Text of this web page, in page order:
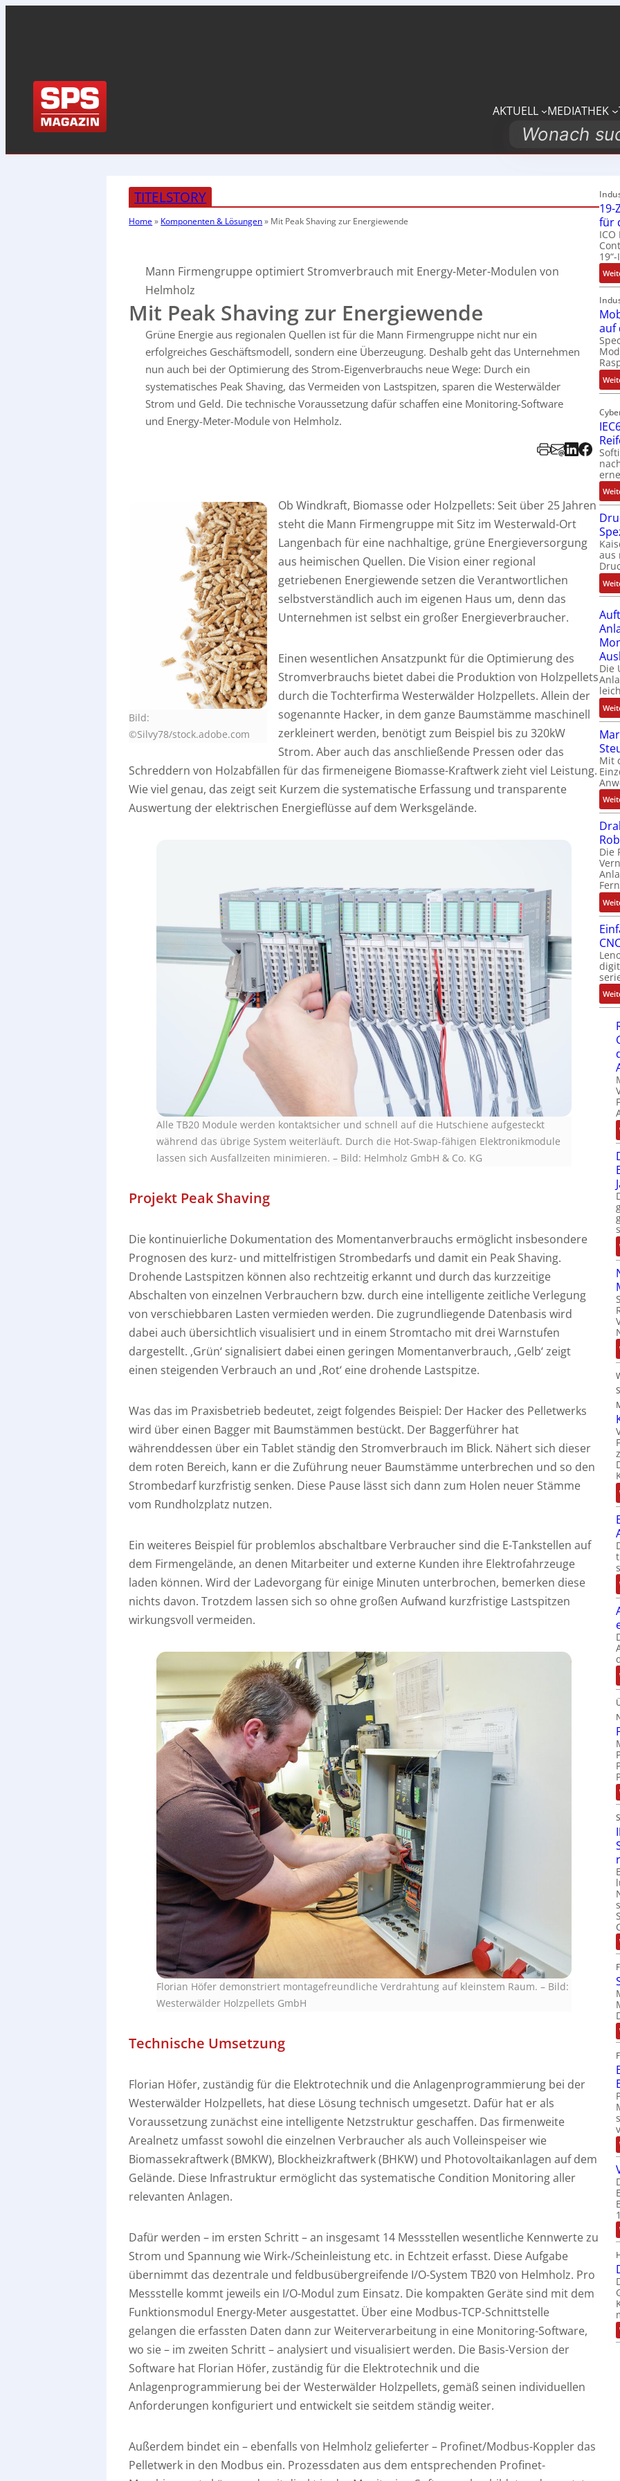
AKTUELL MEDIATHEK
Search
TITELSTORY
Home» Komponenten & Lösungen» Mit Peak Shavingzur Energiewende
Mann Firmengruppe optimiert Stromverbrauch mit Energy-Meter-Modulen von
Helmholz
Mit Peak Shaving zur Energiewende
Grüne Energie aus regionalen Quellen ist für die Mann Firmengruppe nicht nur ein
erfolgreiches Geschäftsmodell, sondern eine Überzeugung. Deshalb geht das Unternehmen
nun auch bei der Optimierung des Strom-Eigenverbrauchs neue Wege: Durch ein
systematisches Peak Shaving, das Vermeiden von Lastspitzen, sparen die Westerwälder
Strom und Geld. Die technische Voraussetzung dafür schaffen eine Monitoring-Software
und Energy-Meter-Module von Helmholz.
Bild:
©Silvy78/stock.adobe.com
Ob Windkraft, Biomasse oder Holzpellets: Seit über 25 Jahren
steht die Mann Firmengruppe mit Sitz im Westerwald-Ort
Langenbach für eine nachhaltige, grüne Energieversorgung
aus heimischen Quellen. Die Vision einer regional
getriebenen Energiewende setzen die Verantwortlichen
selbstverständlich auch im eigenen Haus um, denn das
Unternehmen ist selbst ein großer Energieverbraucher.
Einen wesentlichen Ansatzpunkt für die Optimierung des
Stromverbrauchs bietet dabei die Produktion von Holzpellets
durch die Tochterfirma Westerwälder Holzpellets. Allein der
sogenannte Hacker, in dem ganze Baumstämme maschinell
zerkleinert werden, benötigt zum Beispiel bis zu 320kW
Strom. Aber auch das anschließende Pressen oder das
Schreddern von Holzabfällen für das firmeneigene Biomasse-Kraftwerk zieht viel Leistung.
Wie viel genau, das zeigt seit Kurzem die systematische Erfassung und transparente
Auswertung der elektrischen Energieflüsse auf dem Werksgelände.
Alle TB20 Module werden kontaktsicher und schnell auf die Hutschiene aufgesteckt
während das übrige System weiterläuft. Durch die Hot-Swap-fähigen Elektronikmodule
lassen sich Ausfallzeiten minimieren. – Bild: Helmholz GmbH & Co. KG
Projekt Peak Shaving
Die kontinuierliche Dokumentation des Momentanverbrauchs ermöglicht insbesondere
Prognosen des kurz- und mittelfristigen Strombedarfs und damit ein Peak Shaving.
Drohende Lastspitzen können also rechtzeitig erkannt und durch das kurzzeitige
Abschalten von einzelnen Verbrauchern bzw. durch eine intelligente zeitliche Verlegung
von verschiebbaren Lasten vermieden werden. Die zugrundliegende Datenbasis wird
dabei auch übersichtlich visualisiert und in einem Stromtacho mit drei Warnstufen
dargestellt. ‚Grün‘ signalisiert dabei einen geringen Momentanverbrauch, ‚Gelb‘ zeigt
einen steigenden Verbrauch an und ‚Rot‘ eine drohende Lastspitze.
Was das im Praxisbetrieb bedeutet, zeigt folgendes Beispiel: Der Hacker des Pelletwerks
wird über einen Bagger mit Baumstämmen bestückt. Der Baggerführer hat
währenddessen über ein Tablet ständig den Stromverbrauch im Blick. Nähert sich dieser
dem roten Bereich, kann er die Zuführung neuer Baumstämme unterbrechen und so den
Strombedarf kurzfristig senken. Diese Pause lässt sich dann zum Holen neuer Stämme
vom Rundholzplatz nutzen.
Ein weiteres Beispiel für problemlos abschaltbare Verbraucher sind die E-Tankstellen auf
dem Firmengelände, an denen Mitarbeiter und externe Kunden ihre Elektrofahrzeuge
laden können. Wird der Ladevorgang für einige Minuten unterbrochen, bemerken diese
nichts davon. Trotzdem lassen sich so ohne großen Aufwand kurzfristige Lastspitzen
wirkungsvoll vermeiden.
Florian Höfer demonstriert montagefreundliche Verdrahtung auf kleinstem Raum. – Bild:
Westerwälder Holzpellets GmbH
Technische Umsetzung
Florian Höfer, zuständig für die Elektrotechnik und die Anlagenprogrammierung bei der
Westerwälder Holzpellets, hat diese Lösung technisch umgesetzt. Dafür hat er als
Voraussetzung zunächst eine intelligente Netzstruktur geschaffen. Das firmenweite
Arealnetz umfasst sowohl die einzelnen Verbraucher als auch Volleinspeiser wie
Biomassekraftwerk (BMKW), Blockheizkraftwerk (BHKW) und Photovoltaikanlagen auf dem
Gelände. Diese Infrastruktur ermöglicht das systematische Condition Monitoring aller
relevanten Anlagen.
Dafür werden – im ersten Schritt – an insgesamt 14 Messstellen wesentliche Kennwerte zu
Strom und Spannung wie Wirk-/Scheinleistung etc. in Echtzeit erfasst. Diese Aufgabe
übernimmt das dezentrale und feldbusübergreifende I/O-System TB20 von Helmholz. Pro
Messstelle kommt jeweils ein I/O-Modul zum Einsatz. Die kompakten Geräte sind mit dem
Funktionsmodul Energy-Meter ausgestattet. Über eine Modbus-TCP-Schnittstelle
gelangen die erfassten Daten dann zur Weiterverarbeitung in eine Monitoring-Software,
wo sie – im zweiten Schritt – analysiert und visualisiert werden. Die Basis-Version der
Software hat Florian Höfer, zuständig für die Elektrotechnik und die
Anlagenprogrammierung bei der Westerwälder Holzpellets, gemäß seinen individuellen
Anforderungen konfiguriert und entwickelt sie seitdem ständig weiter.
Außerdem bindet ein – ebenfalls von Helmholz gelieferter – Profinet/Modbus-Koppler das
Pelletwerk in den Modbus ein. Prozessdaten aus dem entsprechenden Profinet-
19-
für
auf
aus
Die
Mit
Die